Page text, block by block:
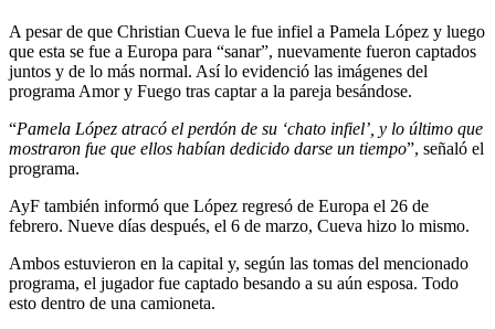
A pesar de que Christian Cueva le fue infiel a Pamela López y luego
que esta se fue a Europa para “sanar”, nuevamente fueron captados
juntos y de lo más normal. Así lo evidenció las imágenes del
programa Amor y Fuego tras captar a la pareja besándose.
“Pamela López atracó el perdón de su ‘chato infiel’, y lo último que
mostraron fue que ellos habían dedicido darse un tiempo”, señaló el
programa.
AyF también informó que López regresó de Europa el 26 de
febrero. Nueve días después, el 6 de marzo, Cueva hizo lo mismo.
Ambos estuvieron en la capital y, según las tomas del mencionado
programa, el jugador fue captado besando a su aún esposa. Todo
esto dentro de una camioneta.